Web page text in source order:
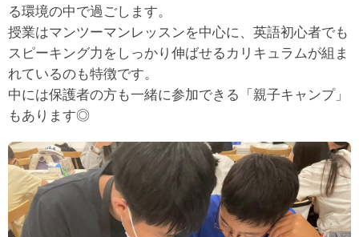
る環境の中で過ごします。
授業はマンツーマンレッスンを中心に、英語初心者でも
スピーキング力をしっかり伸ばせるカリキュラムが組ま
れているのも特徴です。
中には保護者の方も一緒に参加できる「親子キャンプ」
もあります◎